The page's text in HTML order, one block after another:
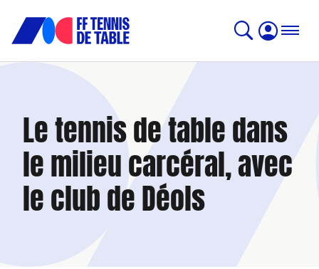
Le tennis de table dans
le milieu carcéral, avec
le club de Déols